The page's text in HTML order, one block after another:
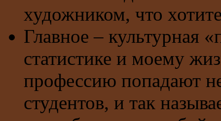
художником, что
Главное – культурная
статистике и моему
профессию попадают
студентов, и так